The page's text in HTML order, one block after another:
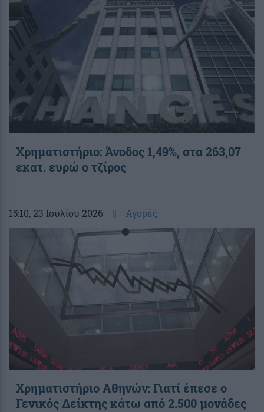
Χρηματιστήριο: Άνοδος 1,49%, στα 263,07
εκατ. ευρώ ο τζίρος
15:10, 23 Ιουλίου 2026 || Αγορές
Χρηματιστήριο Αθηνών: Γιατί έπεσε ο
Γενικός Δείκτης κάτω από 2.500 μονάδες